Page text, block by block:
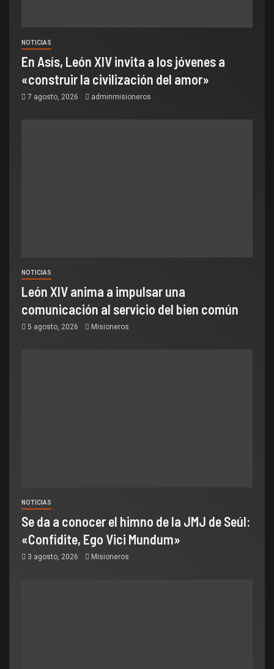
NOTICIAS
En Asís, León XIV invita a los jóvenes a
«construir la civilización del amor»
7 agosto, 2026 adminmisioneros
NOTICIAS
León XIV anima a impulsar una
comunicación al servicio del bien común
5 agosto, 2026 Misioneros
NOTICIAS
Se da a conocer el himno de la JMJ de Seúl:
«Confidite, Ego Vici Mundum»
3 agosto, 2026 Misioneros